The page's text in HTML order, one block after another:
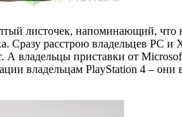
листочек, напоминающий, что
расстрою владельцев PC
владельцы приставки от
владельцам PlayStation 4 –